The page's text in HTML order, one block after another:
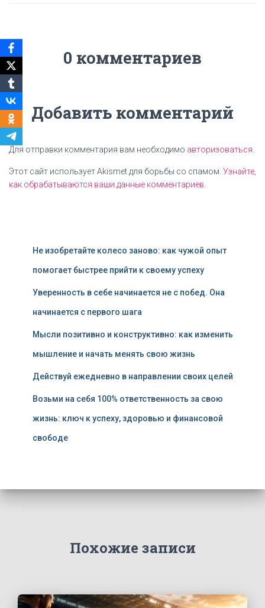
0 комментариев
Добавить комментарий
Для отправки комментария вам необходимо авторизоваться
Этот сайт использует Akismet для борьбы со спамом. Узнайте,
как обрабатываются ваши данные комментариев
Не изобретайте колесо заново: как чужой опыт
помогает быстрее прийти к своему успеху
Уверенность в себе начинается не с побед. Она
начинается с первого шага
Мысли позитивно и конструктивно: как изменить
мышление и начать менять свою жизнь
Действуй ежедневно в направлении своих целей
Возьми на себя 100% ответственность за свою
жизнь: ключ к успеху, здоровью и финансовой
свободе
Похожие записи